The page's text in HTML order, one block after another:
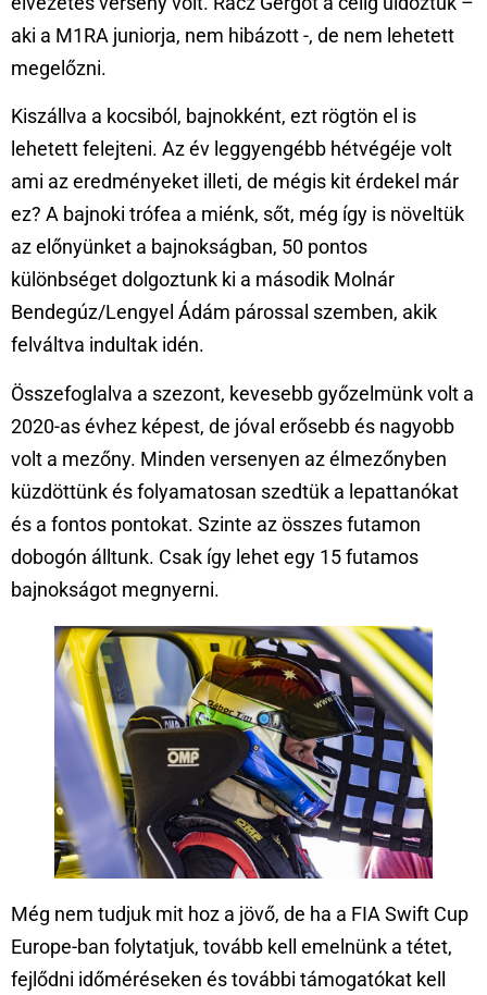
aki a M1RA juniorja, nem hibázott -, de nem lehetett
megelőzni.
Kiszállva a kocsiból, bajnokként, ezt rögtön el is
lehetett felejteni. Az év leggyengébb hétvégéje volt
ami az eredményeket illeti, de mégis kit érdekel már
ez? A bajnoki trófea a miénk, sőt, még így is növeltük
az előnyünket a bajnokságban, 50 pontos
különbséget dolgoztunk ki a második Molnár
Bendegúz/Lengyel Ádám párossal szemben, akik
felváltva indultak idén.
Összefoglalva a szezont, kevesebb győzelmünk volt a
2020-as évhez képest, de jóval erősebb és nagyobb
volt a mezőny. Minden versenyen az élmezőnyben
küzdöttünk és folyamatosan szedtük a lepattanókat
és a fontos pontokat. Szinte az összes futamon
dobogón álltunk. Csak így lehet egy 15 futamos
bajnokságot megnyerni.
Még nem tudjuk mit hoz a jövő, de ha a FIA Swift Cup
Europe-ban folytatjuk, tovább kell emelnünk a tétet,
fejlődni időméréseken és további támogatókat kell